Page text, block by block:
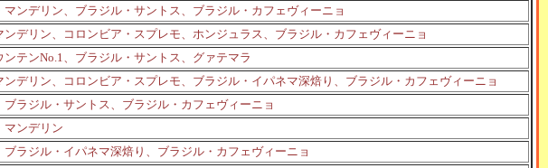
ンデリン、ブラジル・サントス、ブラジル・カフェヴィーニョ
デリン、コロンビア・スプレモ、ホンジュラス、ブラジル・カフェヴィーニョ
テンNo.1、ブラジル・サントス、グァテマラ
デリン、コロンビア・スプレモ、ブラジル・イパネマ深焙り、ブラジル・カフェヴィーニョ
ラジル・サントス、ブラジル・カフェヴィーニョ
マンデリン
ラジル・イパネマ深焙り、ブラジル・カフェヴィーニョ